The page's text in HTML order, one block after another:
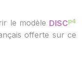
le modèle DISCp4
offerte sur ce